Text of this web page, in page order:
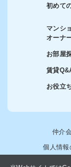
初めて
マンシ
オーナ
お部屋
賃貸
お役立
仲介
個人情報